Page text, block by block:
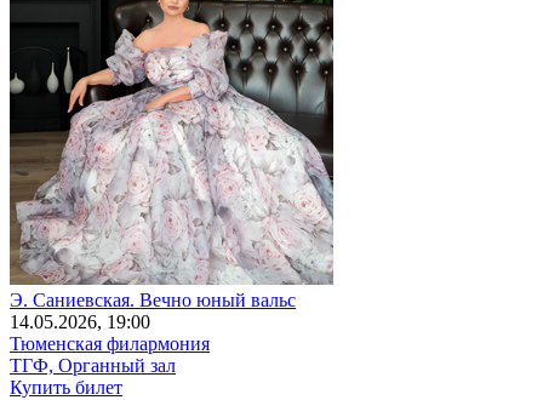
Э. Саниевская. Вечно юный вальс
14.05.2026, 19:00
Тюменская филармония
ТГФ, Органный зал
Купить билет